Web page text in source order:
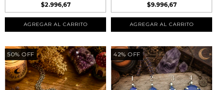
$2.996,67
$9.996,67
50% OFF 42% OFF